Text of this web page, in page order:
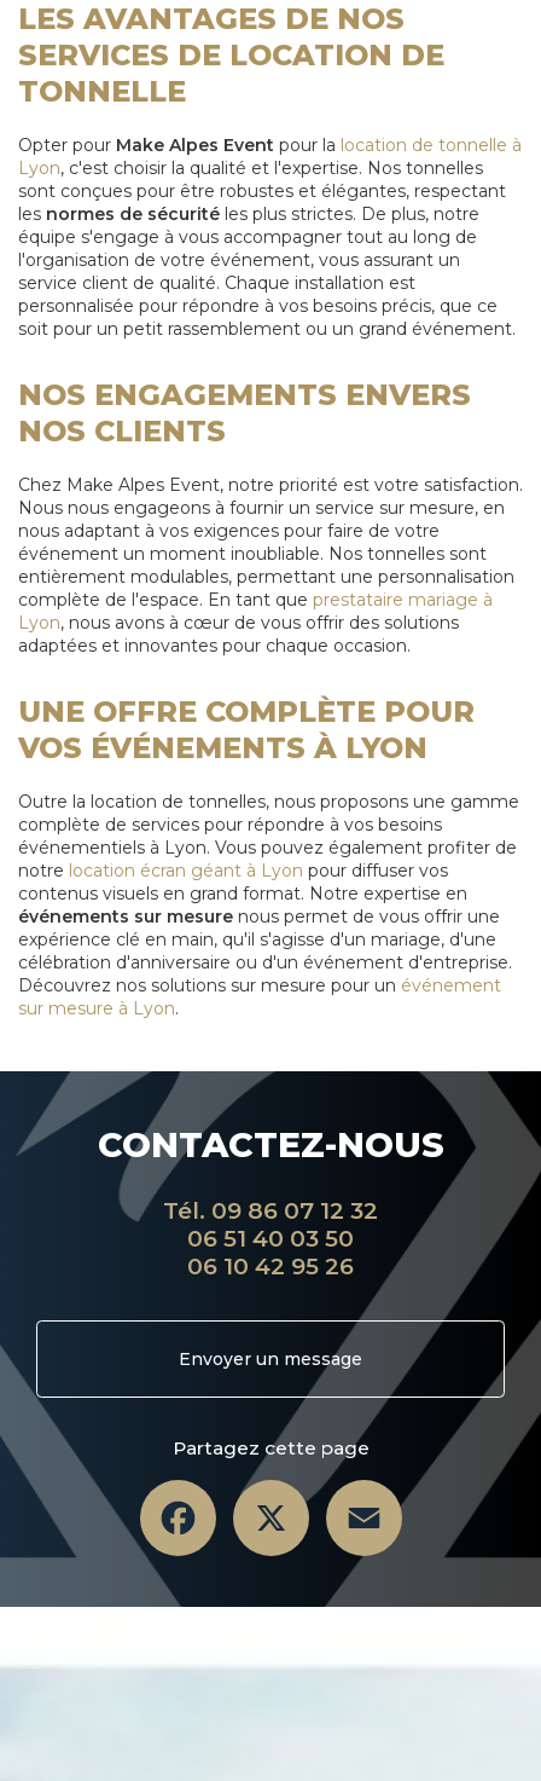
LES AVANTAGES DE NOS
SERVICES DE LOCATION DE
TONNELLE
Opter pour Make Alpes Event pour la location de tonnelle à
Lyon, c'est choisir la qualité et l'expertise. Nos tonnelles
sont conçues pour être robustes et élégantes, respectant
les normes de sécurité les plus strictes. De plus, notre
équipe s'engage à vous accompagner tout au long de
l'organisation de votre événement, vous assurant un
service client de qualité. Chaque installation est
personnalisée pour répondre à vos besoins précis, que ce
soit pour un petit rassemblement ou un grand événement.
NOS ENGAGEMENTS ENVERS
NOS CLIENTS
Chez Make Alpes Event, notre priorité est votre satisfaction.
Nous nous engageons à fournir un service sur mesure, en
nous adaptant à vos exigences pour faire de votre
événement un moment inoubliable. Nos tonnelles sont
entièrement modulables, permettant une personnalisation
complète de l'espace. En tant que prestataire mariage à
Lyon, nous avons à cœur de vous offrir des solutions
adaptées et innovantes pour chaque occasion.
UNE OFFRE COMPLÈTE POUR
VOS ÉVÉNEMENTS À LYON
Outre la location de tonnelles, nous proposons une gamme
complète de services pour répondre à vos besoins
événementiels à Lyon. Vous pouvez également profiter de
notre location écran géant à Lyon pour diffuser vos
contenus visuels en grand format. Notre expertise en
événements sur mesure nous permet de vous offrir une
expérience clé en main, qu'il s'agisse d'un mariage, d'une
célébration d'anniversaire ou d'un événement d'entreprise.
Découvrez nos solutions sur mesure pour un événement
sur mesure à Lyon.
CONTACTEZ-NOUS
Tél. 09 86 07 12 32
06 51 40 03 50
06 10 42 95 26
Envoyer un message
Partagez cette page
Facebook X Email